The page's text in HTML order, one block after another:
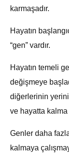
karmaşadır.
Hayatın
“gen” vardır.
Hayatın temeli
değişmeye
diğerlerinin
ve hayatta
Genler daha
kalmaya